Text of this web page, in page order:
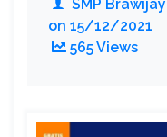
SMP
on 15/12/2021
565 Views